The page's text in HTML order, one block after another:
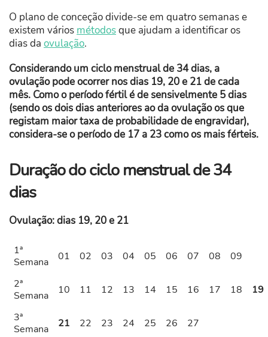
O plano de conceção divide-se em quatro semanas e
existem vários métodosque ajudam a identificar os
dias da ovulação.
Considerando um ciclo menstrual de 34 dias, a
ovulação pode ocorrer nos dias 19, 20 e 21 de cada
mês. Como o período fértil é de sensivelmente 5 dias
(sendo os dois dias anteriores ao da ovulação os que
registam maior taxa de probabilidade de engravidar),
considera-se o período de 17 a 23 como os mais férteis.
Duração do ciclo menstrual de 34
dias
Ovulação: dias 19, 20 e 21
1ª
Semana
01 02 03 04 05 06 07 08 09
2ª
Semana
10 11 12 13 14 15 16 17 18 19
3ª
Semana
21 22 23 24 25 26 27